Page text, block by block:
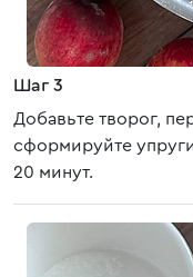
Шаг 3
Добавьте творог,
сформируйте
20 минут.